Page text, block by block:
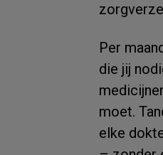
Per
die jij
moet.
elke